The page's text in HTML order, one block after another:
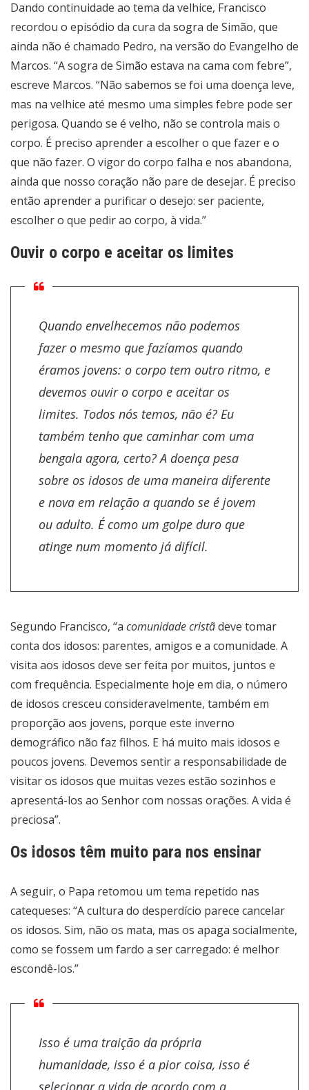
Dando continuidade ao tema da velhice, Francisco
recordou o episódio da cura da sogra de Simão, que
ainda não é chamado Pedro, na versão do Evangelho de
Marcos. “A sogra de Simão estava na cama com febre”,
escreve Marcos. “Não sabemos se foi uma doença leve,
mas na velhice até mesmo uma simples febre pode ser
perigosa. Quando se é velho, não se controla mais o
corpo. É preciso aprender a escolher o que fazer e o
que não fazer. O vigor do corpo falha e nos abandona,
ainda que nosso coração não pare de desejar. É preciso
então aprender a purificar o desejo: ser paciente,
escolher o que pedir ao corpo, à vida.”
Ouvir o corpo e aceitar os limites
Quando envelhecemos não podemos
fazer o mesmo que fazíamos quando
éramos jovens: o corpo tem outro ritmo, e
devemos ouvir o corpo e aceitar os
limites. Todos nós temos, não é? Eu
também tenho que caminhar com uma
bengala agora, certo? A doença pesa
sobre os idosos de uma maneira diferente
e nova em relação a quando se é jovem
ou adulto. É como um golpe duro que
atinge num momento já difícil.
Segundo Francisco, “a comunidade cristãdeve tomar
conta dos idosos: parentes, amigos e a comunidade. A
visita aos idosos deve ser feita por muitos, juntos e
com frequência. Especialmente hoje em dia, o número
de idosos cresceu consideravelmente, também em
proporção aos jovens, porque este inverno
demográfico não faz filhos. E há muito mais idosos e
poucos jovens. Devemos sentir a responsabilidade de
visitar os idosos que muitas vezes estão sozinhos e
apresentá-los ao Senhor com nossas orações. A vida é
preciosa”.
Os idosos têm muito para nos ensinar
A seguir, o Papa retomou um tema repetido nas
catequeses: “A cultura do desperdício parece cancelar
os idosos. Sim, não os mata, mas os apaga socialmente,
como se fossem um fardo a ser carregado: é melhor
escondê-los.”
Isso é uma traição da própria
humanidade, isso é a pior coisa, isso é